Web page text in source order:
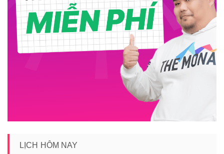
LỊCH HÔM NAY